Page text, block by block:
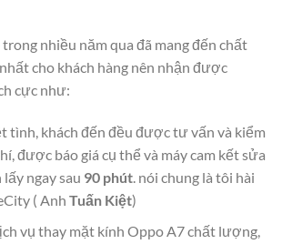
nhiều năm qua đã mang đến chất
cho khách hàng nên nhận được
cực như:
tình, khách đến đều được tư vấn và kiểm
được báo giá cụ thể và máy cam kết sửa
ngay sau 90 phút. nói chung là tôi hài
( Anh Tuấn Kiệt)
vụ thay mặt kính Oppo A7 chất lượng,